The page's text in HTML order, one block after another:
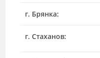
г. Брянка:
г. Стаханов: